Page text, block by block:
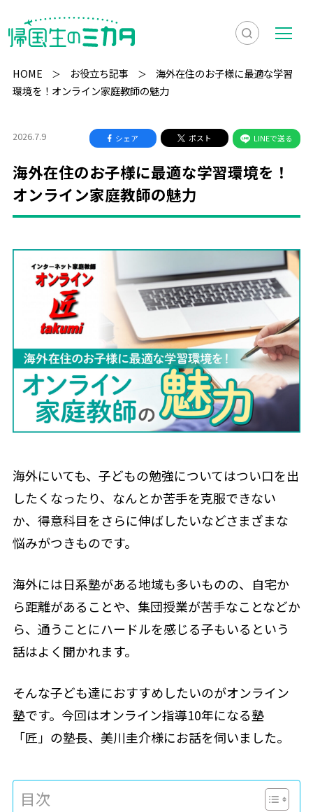
検
索
示
メ
ニ
HOME お役立ち記事
海外在住のお子様に最適な学習
環境を！オンライン家庭教師の魅力
2026.7.9 シェア ポスト LINEで送る
海外在住のお子様に最適な学習環境を！
オンライン家庭教師の魅力
海外にいても、子どもの勉強についてはつい口を出
したくなったり、なんとか苦手を克服できない
か、得意科目をさらに伸ばしたいなどさまざまな
悩みがつきものです。
海外には日系塾がある地域も多いものの、自宅か
ら距離があることや、集団授業が苦手なことなどか
ら、通うことにハードルを感じる子もいるという
話はよく聞かれます。
そんな子ども達におすすめしたいのがオンライン
塾です。今回はオンライン指導10年になる塾
「匠」の塾長、美川圭介様にお話を伺いました。
目次